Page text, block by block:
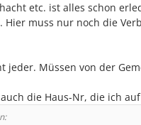
etc. ist alles schon
Hier muss nur noch die
jeder. Müssen von der
die Haus-Nr, die ich